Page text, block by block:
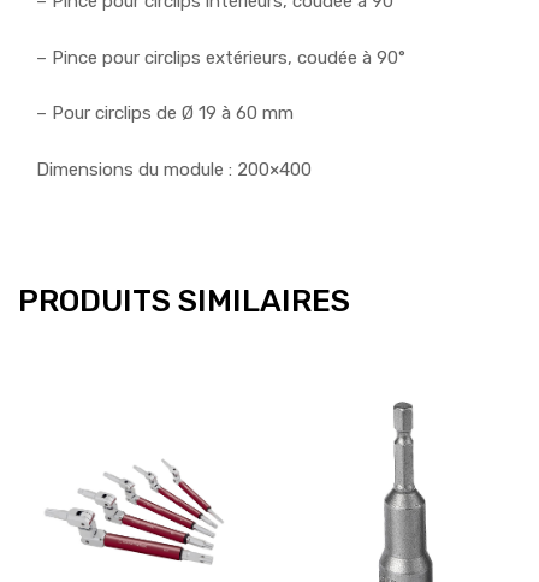
– Pince pour circlips extérieurs, coudée à 90°
– Pour circlips de Ø 19 à 60 mm
Dimensions du module : 200×400
PRODUITS SIMILAIRES